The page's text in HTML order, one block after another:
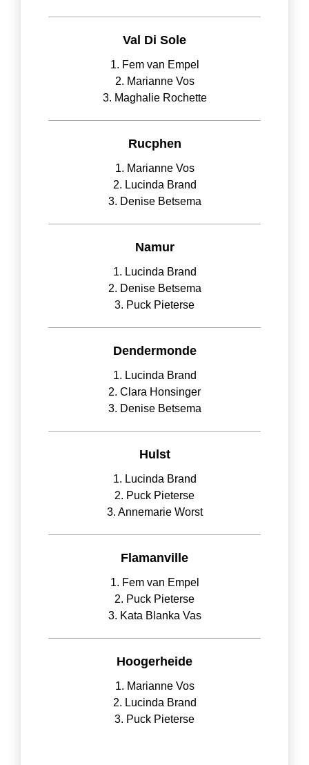
Val Di Sole
1. Fem van Empel
2. Marianne Vos
3. Maghalie Rochette
Rucphen
1. Marianne Vos
2. Lucinda Brand
3. Denise Betsema
Namur
1. Lucinda Brand
2. Denise Betsema
3. Puck Pieterse
Dendermonde
1. Lucinda Brand
2. Clara Honsinger
3. Denise Betsema
Hulst
1. Lucinda Brand
2. Puck Pieterse
3. Annemarie Worst
Flamanville
1. Fem van Empel
2. Puck Pieterse
3. Kata Blanka Vas
Hoogerheide
1. Marianne Vos
2. Lucinda Brand
3. Puck Pieterse